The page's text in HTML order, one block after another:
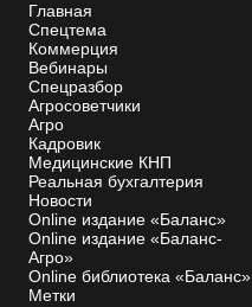
Главная
Спецтема
Коммерция
Вебинары
Спецразбор
Агросоветчики
Агро
Кадровик
Медицинские КНП
Реальная бухгалтерия
Новости
Online издание «Баланс»
Online издание «Баланс-
Агро»
Online библиотека «Баланс»
Метки